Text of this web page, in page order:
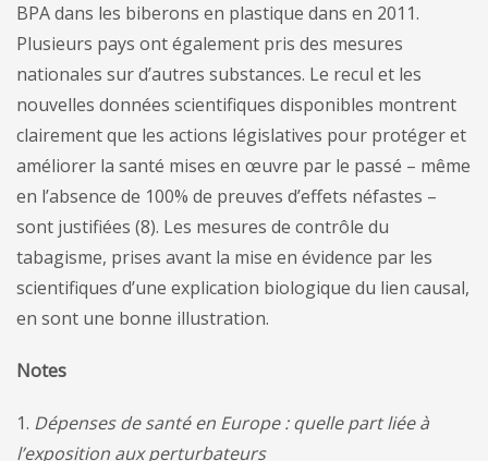
BPA dans les biberons en plastique dans en 2011.
Plusieurs pays ont également pris des mesures
nationales sur d’autres substances. Le recul et les
nouvelles données scientifiques disponibles montrent
clairement que les actions législatives pour protéger et
améliorer la santé mises en œuvre par le passé – même
en l’absence de 100% de preuves d’effets néfastes –
sont justifiées (8). Les mesures de contrôle du
tabagisme, prises avant la mise en évidence par les
scientifiques d’une explication biologique du lien causal,
en sont une bonne illustration.
Notes
1. Dépenses de santé en Europe : quelle part liée à
l’exposition aux perturbateurs